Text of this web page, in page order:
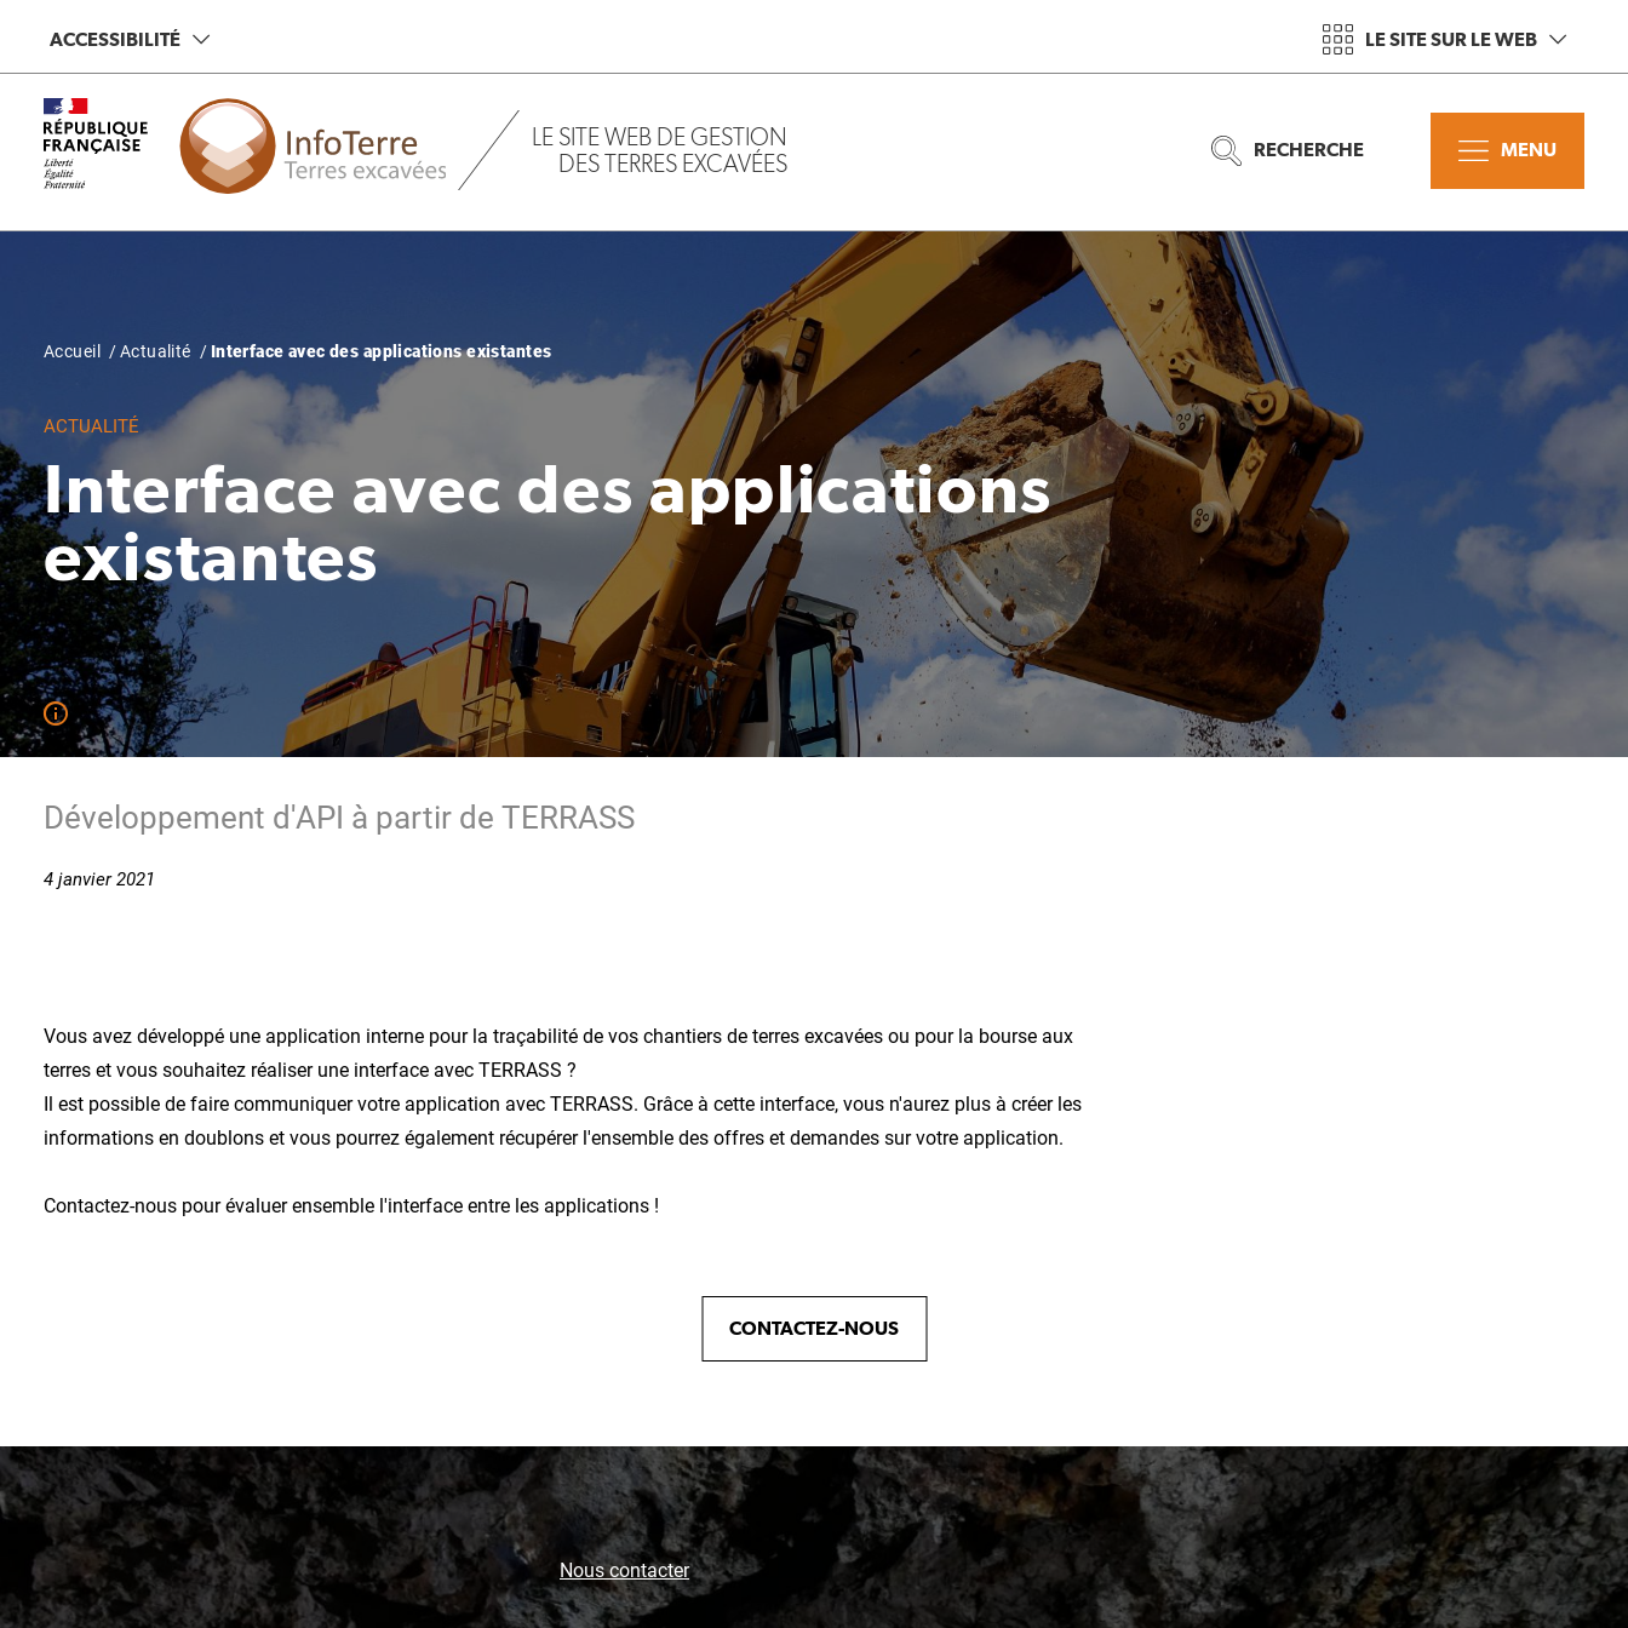
contenu
principal
ACCESSIBILITÉ LE SITE SUR LE WEB
LE SITE WEB DE GESTION
DES TERRES EXCAVÉES
RECHERCHE MENU
Fil
Accueil Actualité Interface avec des applications existantes
ACTUALITÉ
Interface avec des applications
existantes
Développement d'API à partir de TERRASS
4 janvier 2021
Vous avez développé une application interne pour la traçabilité de vos chantiers de terres excavées ou pour la bourse aux
terres et vous souhaitez réaliser une interface avec TERRASS ?
Il est possible de faire communiquer votre application avec TERRASS. Grâce à cette interface, vous n'aurez plus à créer les
informations en doublons et vous pourrez également récupérer l'ensemble des offres et demandes sur votre application.
Contactez-nous pour évaluer ensemble l'interface entre les applications !
CONTACTEZ-NOUS
Nous contacter